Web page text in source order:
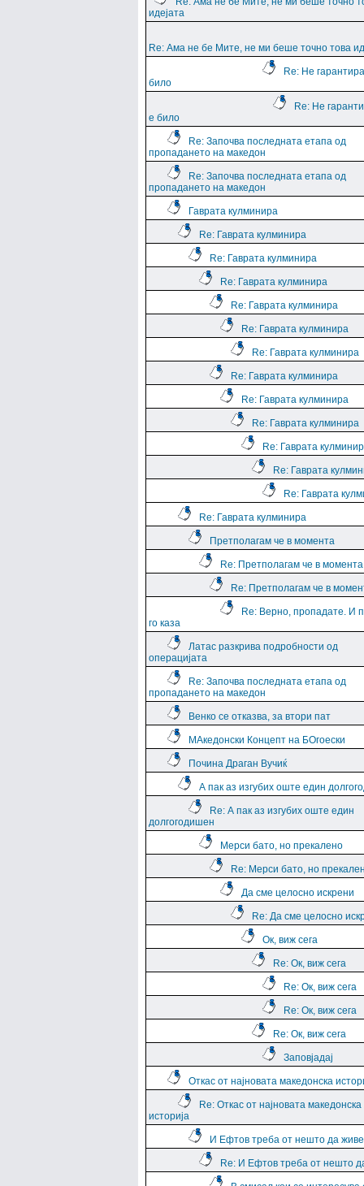
идејата
Re: Ама не бе Мите, не ми беше точно това
Re: Не
било
Re: Не
е било
Re: Започва последната етапа од
пропадането на македон
Re: Започва последната етапа од
пропадането на македон
Гаврата кулминира
Re: Гаврата кулминира
Re: Гаврата кулминира
Re: Гаврата кулминира
Re: Гаврата кулминира
Re: Гаврата кулминира
Re: Гаврата кулминира
Re: Гаврата кулминира
Re: Гаврата кулминира
Re: Гаврата кулминира
Re: Гаврата
Re: Гаврата
Re: Гаврата
Re: Гаврата кулминира
Претполагам че в момента
Re: Претполагам че в момента
Re: Претполагам че в
Re: Верно, пропадате. И
го каза
Латас разкрива подробности од
операцијата
Re: Започва последната етапа од
пропадането на македон
Венко се отказва, за втори пат
МАкедонски Концепт на БОгоески
Почина Драган Вучиќ
А пак аз изгубих оште един
Re: А пак аз изгубих оште един
долгогодишен
Мерси бато, но прекалено
Re: Мерси бато, но
Да сме целосно искрени
Re: Да сме целосно
Ок, виж сега
Re: Ок, виж сега
Re: Ок, виж сега
Re: Ок, виж сега
Re: Ок, виж сега
Заповјадај
Откас от најновата македонска
Re: Откас от најновата македонска
историја
И Ефтов треба от нешто да
Re: И Ефтов треба от нешто